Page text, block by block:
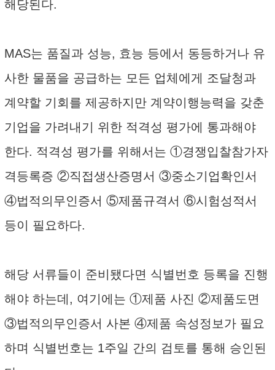
해당된다.
MAS는 품질과 성능, 효능 등에서 동등하거나 유
사한 물품을 공급하는 모든 업체에게 조달청과
계약할 기회를 제공하지만 계약이행능력을 갖춘
기업을 가려내기 위한 적격성 평가에 통과해야
한다. 적격성 평가를 위해서는 ①경쟁입찰참가자
격등록증 ②직접생산증명서 ③중소기업확인서
④법적의무인증서 ⑤제품규격서 ⑥시험성적서
등이 필요하다.
해당 서류들이 준비됐다면 식별번호 등록을 진행
해야 하는데, 여기에는 ①제품 사진 ②제품도면
③법적의무인증서 사본 ④제품 속성정보가 필요
하며 식별번호는 1주일 간의 검토를 통해 승인된